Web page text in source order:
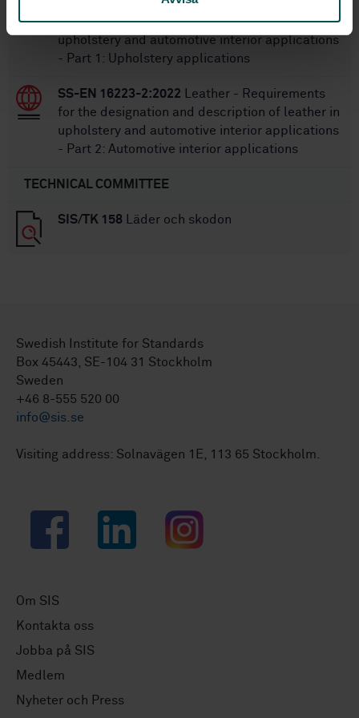
SS-EN 16223-1:2022Leather - Requirements
for the designation and description of leather in
upholstery and automotive interior applications
- Part 1: Upholstery applications
SS-EN 16223-2:2022 Leather - Requirements
for the designation and description of leather in
upholstery and automotive interior applications
- Part 2: Automotive interior applications
TECHNICAL COMMITTEE
SIS/TK 158 Läder och skodon
Swedish Institute for Standards
Box 45443, SE-104 31 Stockholm
Sweden
+46 8-555 520 00
info@sis.se
Visiting address: Solnavägen 1E, 113 65 Stockholm.
Facebook LinkedIn Instagram
Om SIS
Kontakta oss
Jobba på SIS
Medlem
Nyheter och Press